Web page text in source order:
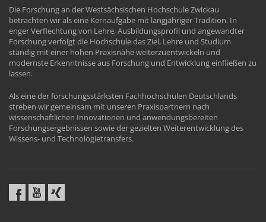
Die Forschung an der Westsächsischen Hochschule Zwickau
betrachten wir als eine Kernaufgabe mit langjähriger Tradition. In
enger Verflechtung von Lehre, Ausbildungsprofil und angewandter
Forschung verfolgt die Hochschule das Ziel, Lehre und Studium
ständig mit einer hohen Praxisnähe weiterzuentwickeln und
modernste Erkenntnisse aus Forschung und Entwicklung einfließen zu
lassen.
Als eine der forschungsstärksten Fachhochschulen Deutschlands
streben wir gemeinsam mit unseren Praxispartnern nach
wissenschaftlichen Innovationen und anwendungsbereiten
Forschungsergebnissen sowie der gezielten Weiterentwicklung des
Wissens- und Technologietransfers.